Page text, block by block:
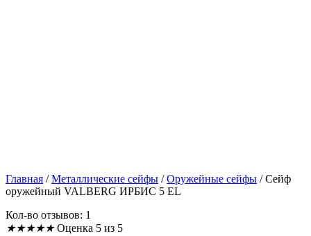
Главная /Металлические сейфы /Оружейные сейфы /Сейф
оружейный VALBERG ИРБИС 5 EL
Кол-во отзывов: 1
★★★★★ Оценка 5 из 5